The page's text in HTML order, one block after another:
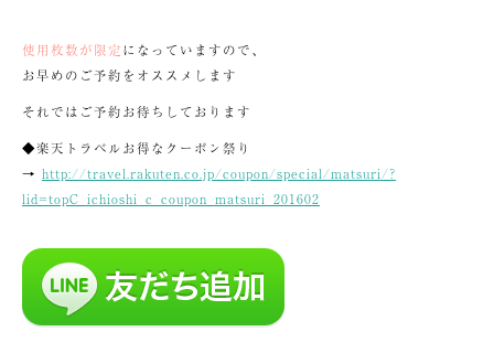
使用枚数が限定になっていますので、
お早めのご予約をオススメします
それではご予約お待ちしております
◆楽天トラベルお得なクーポン祭り
→ http://travel.rakuten.co.jp/coupon/special/matsuri/?
lid=topC_ichioshi_c_coupon_matsuri_201602